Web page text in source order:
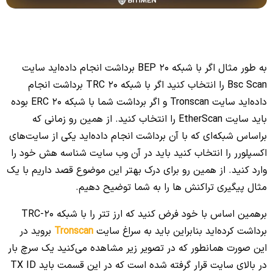
به طور مثال اگر با شبکه BEP 20 برداشت انجام داده‌اید سایت
Bsc Scan را انتخاب کنید اگر با شبکه TRC 20 برداشت انجام
داده‌اید سایت Tronscan و اگر برداشت شما با شبکه ERC 20 بوده
باید سایت EtherScan را انتخاب کنید. از همین رو زمانی که
براساس شبکه‌ای که با آن برداشت انجام داده‌اید یکی از سایت‌های
اکسپلورر را انتخاب کنید باید در آن وب سایت شناسه هش خود را
وارد کنید. از همین رو برای درک بهتر این موضوع قصد داریم با یک
مثال پیگیری تراکنش ها را به شما توضیح دهیم.
برهمین اساس با خود فرض کنید که ارز تتر را با شبکه TRC-20
برداشت کرده‌اید بنابراین باید به سراغ سایت Tronscan بروید در
این صورت همانطور که در تصویر زیر مشاهده می‌کنید یک سرچ بار
در بالای سایت قرار گرفته شده است که در این قسمت باید TX ID